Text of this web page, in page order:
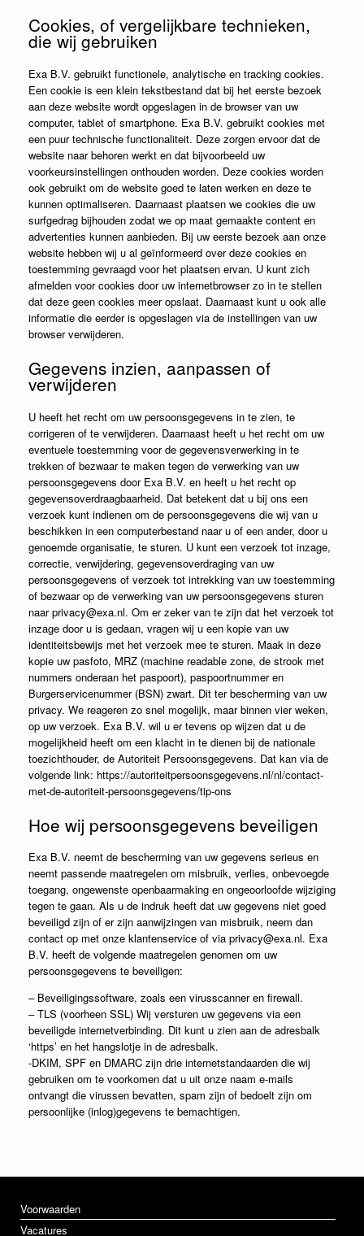
Cookies, of vergelijkbare technieken,
die wij gebruiken
Exa B.V. gebruikt functionele, analytische en tracking cookies.
Een cookie is een klein tekstbestand dat bij het eerste bezoek
aan deze website wordt opgeslagen in de browser van uw
computer, tablet of smartphone. Exa B.V. gebruikt cookies met
een puur technische functionaliteit. Deze zorgen ervoor dat de
website naar behoren werkt en dat bijvoorbeeld uw
voorkeursinstellingen onthouden worden. Deze cookies worden
ook gebruikt om de website goed te laten werken en deze te
kunnen optimaliseren. Daarnaast plaatsen we cookies die uw
surfgedrag bijhouden zodat we op maat gemaakte content en
advertenties kunnen aanbieden. Bij uw eerste bezoek aan onze
website hebben wij u al geïnformeerd over deze cookies en
toestemming gevraagd voor het plaatsen ervan. U kunt zich
afmelden voor cookies door uw internetbrowser zo in te stellen
dat deze geen cookies meer opslaat. Daarnaast kunt u ook alle
informatie die eerder is opgeslagen via de instellingen van uw
browser verwijderen.
Gegevens inzien, aanpassen of
verwijderen
U heeft het recht om uw persoonsgegevens in te zien, te
corrigeren of te verwijderen. Daarnaast heeft u het recht om uw
eventuele toestemming voor de gegevensverwerking in te
trekken of bezwaar te maken tegen de verwerking van uw
persoonsgegevens door Exa B.V. en heeft u het recht op
gegevensoverdraagbaarheid. Dat betekent dat u bij ons een
verzoek kunt indienen om de persoonsgegevens die wij van u
beschikken in een computerbestand naar u of een ander, door u
genoemde organisatie, te sturen. U kunt een verzoek tot inzage,
correctie, verwijdering, gegevensoverdraging van uw
persoonsgegevens of verzoek tot intrekking van uw toestemming
of bezwaar op de verwerking van uw persoonsgegevens sturen
naar privacy@exa.nl. Om er zeker van te zijn dat het verzoek tot
inzage door u is gedaan, vragen wij u een kopie van uw
identiteitsbewijs met het verzoek mee te sturen. Maak in deze
kopie uw pasfoto, MRZ (machine readable zone, de strook met
nummers onderaan het paspoort), paspoortnummer en
Burgerservicenummer (BSN) zwart. Dit ter bescherming van uw
privacy. We reageren zo snel mogelijk, maar binnen vier weken,
op uw verzoek. Exa B.V. wil u er tevens op wijzen dat u de
mogelijkheid heeft om een klacht in te dienen bij de nationale
toezichthouder, de Autoriteit Persoonsgegevens. Dat kan via de
volgende link: https://autoriteitpersoonsgegevens.nl/nl/contact-
met-de-autoriteit-persoonsgegevens/tip-ons
Hoe wij persoonsgegevens beveiligen
Exa B.V. neemt de bescherming van uw gegevens serieus en
neemt passende maatregelen om misbruik, verlies, onbevoegde
toegang, ongewenste openbaarmaking en ongeoorloofde wijziging
tegen te gaan. Als u de indruk heeft dat uw gegevens niet goed
beveiligd zijn of er zijn aanwijzingen van misbruik, neem dan
contact op met onze klantenservice of via privacy@exa.nl. Exa
B.V. heeft de volgende maatregelen genomen om uw
persoonsgegevens te beveiligen:
– Beveiligingssoftware, zoals een virusscanner en firewall.
– TLS (voorheen SSL) Wij versturen uw gegevens via een
beveiligde internetverbinding. Dit kunt u zien aan de adresbalk
‘https’ en het hangslotje in de adresbalk.
-DKIM, SPF en DMARC zijn drie internetstandaarden die wij
gebruiken om te voorkomen dat u uit onze naam e-mails
ontvangt die virussen bevatten, spam zijn of bedoelt zijn om
persoonlijke (inlog)gegevens te bemachtigen.
Voorwaarden
Vacatures